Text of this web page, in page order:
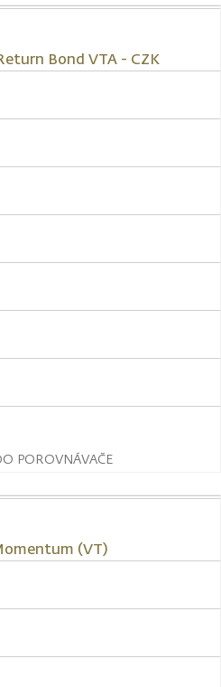
Bond VTA - CZK
POROVNÁVAČE
(VT)